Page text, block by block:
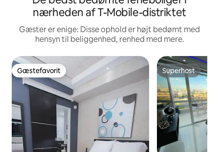
nærheden af T-Mobile-distriktet
Gæster er enige: Disse ophold er højt bedømt med
hensyn til beliggenhed, renhed med mere.
Gæstefavorit
Gæstefavorit Superhost
Superhost